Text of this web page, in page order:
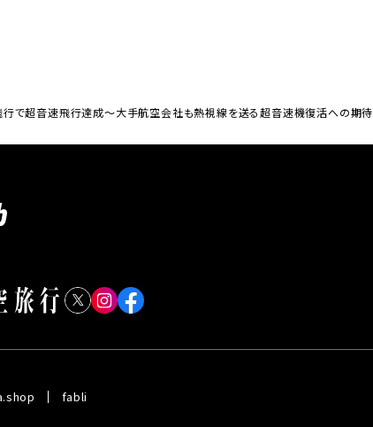
行で超音速飛行達成～大手航空会社も熱視線を送る超音速機復活への期待
fabli